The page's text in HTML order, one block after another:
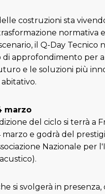
costruzioni sta
normativa
il Q-Day Tecnico
di approfondimento per
e le soluzioni più
marzo
del ciclo si terrà a
marzo e godrà del
Nazionale per
si svolgerà in